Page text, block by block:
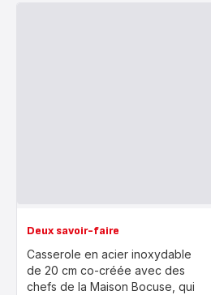
Deux savoir-faire
Casserole en acier inoxydable
de 20 cm co-créée avec des
chefs de la Maison Bocuse, qui